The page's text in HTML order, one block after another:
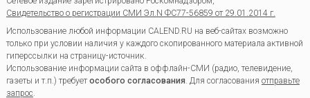
Свидетельство о регистрации СМИ Эл.N ФС77-56859 от 29.01.2014 г.
Использование любой информации CALEND.RU на веб-сайтах возможно
только при условии наличия у каждого скопированного материала активной
гиперссылки на страницу-источник.
Использование информации сайта в оффлайн-СМИ (радио, телевидение,
газеты и т.п.) требуетособого согласования . Для согласования отправьте
запрос